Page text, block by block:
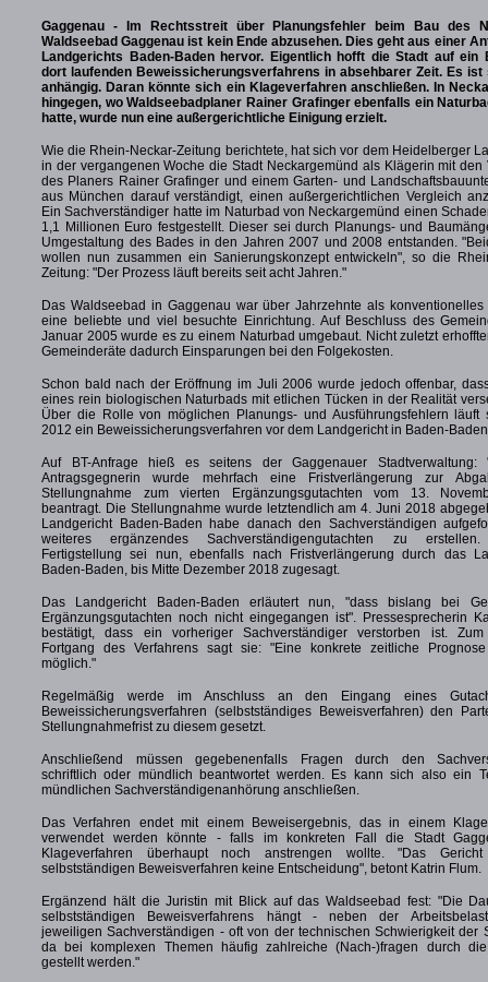
Gaggenau - Im Rechtsstreit über Planungsfehler beim Bau des
Waldseebad Gaggenau ist kein Ende abzusehen. Dies geht aus einer
Landgerichts Baden-Baden hervor. Eigentlich hofft die Stadt auf ein
dort laufenden Beweissicherungsverfahrens in absehbarer Zeit. Es ist
anhängig. Daran könnte sich ein Klageverfahren anschließen. In
hingegen, wo Waldseebadplaner Rainer Grafinger ebenfalls ein
hatte, wurde nun eine außergerichtliche Einigung erzielt.
Wie die Rhein-Neckar-Zeitung berichtete, hat sich vor dem Heidelberger
in der vergangenen Woche die Stadt Neckargemünd als Klägerin mit den
des Planers Rainer Grafinger und einem Garten- und
aus München darauf verständigt, einen außergerichtlichen Vergleich
Ein Sachverständiger hatte im Naturbad von Neckargemünd einen
1,1 Millionen Euro festgestellt. Dieser sei durch Planungs- und
Umgestaltung des Bades in den Jahren 2007 und 2008 entstanden.
wollen nun zusammen ein Sanierungskonzept entwickeln", so die
Zeitung: "Der Prozess läuft bereits seit acht Jahren."
Das Waldseebad in Gaggenau war über Jahrzehnte als konventionelles
eine beliebte und viel besuchte Einrichtung. Auf Beschluss des
Januar 2005 wurde es zu einem Naturbad umgebaut. Nicht zuletzt
Gemeinderäte dadurch Einsparungen bei den Folgekosten.
Schon bald nach der Eröffnung im Juli 2006 wurde jedoch offenbar,
eines rein biologischen Naturbads mit etlichen Tücken in der Realität
Über die Rolle von möglichen Planungs- und Ausführungsfehlern läuft
2012 ein Beweissicherungsverfahren vor dem Landgericht in Baden-
Auf BT-Anfrage hieß es seitens der Gaggenauer Stadtverwaltung:
Antragsgegnerin wurde mehrfach eine Fristverlängerung zur
Stellungnahme zum vierten Ergänzungsgutachten vom 13.
beantragt. Die Stellungnahme wurde letztendlich am 4. Juni 2018
Landgericht Baden-Baden habe danach den Sachverständigen
weiteres ergänzendes Sachverständigengutachten zu
Fertigstellung sei nun, ebenfalls nach Fristverlängerung durch das
Baden-Baden, bis Mitte Dezember 2018 zugesagt.
Das Landgericht Baden-Baden erläutert nun, "dass bislang bei
Ergänzungsgutachten noch nicht eingegangen ist". Pressesprecherin
bestätigt, dass ein vorheriger Sachverständiger verstorben ist. Zum
Fortgang des Verfahrens sagt sie: "Eine konkrete zeitliche
möglich."
Regelmäßig werde im Anschluss an den Eingang eines
Beweissicherungsverfahren (selbstständiges Beweisverfahren) den
Stellungnahmefrist zu diesem gesetzt.
Anschließend müssen gegebenenfalls Fragen durch den
schriftlich oder mündlich beantwortet werden. Es kann sich also ein
mündlichen Sachverständigenanhörung anschließen.
Das Verfahren endet mit einem Beweisergebnis, das in einem
verwendet werden könnte - falls im konkreten Fall die Stadt
Klageverfahren überhaupt noch anstrengen wollte. "Das
selbstständigen Beweisverfahren keine Entscheidung", betont Katrin Flum.
Ergänzend hält die Juristin mit Blick auf das Waldseebad fest: "Die
selbstständigen Beweisverfahrens hängt - neben der
jeweiligen Sachverständigen - oft von der technischen Schwierigkeit der
da bei komplexen Themen häufig zahlreiche (Nach-)fragen durch
gestellt werden."